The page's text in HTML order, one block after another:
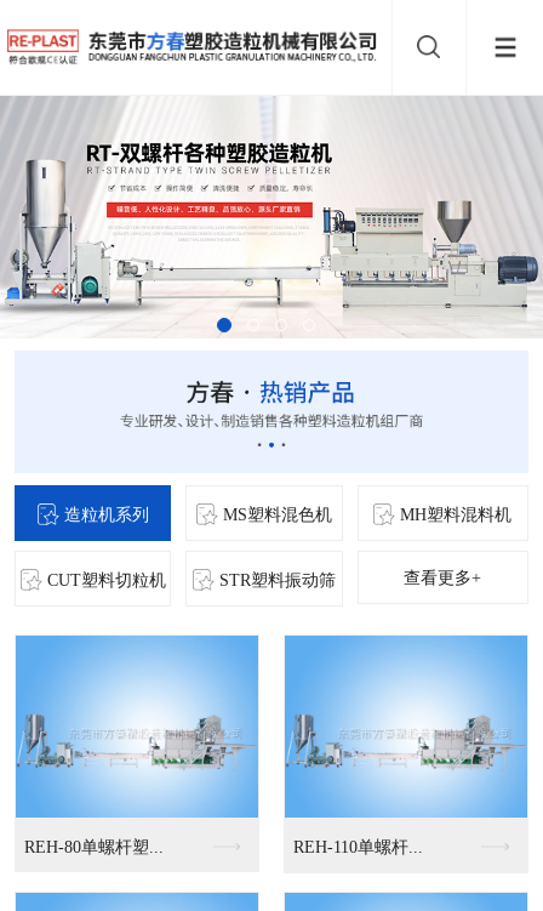
造粒机系列 MS塑料混色机 MH塑料混料机
CUT塑料切粒机 STR塑料振动筛 查看更多+
MS-立式混色机